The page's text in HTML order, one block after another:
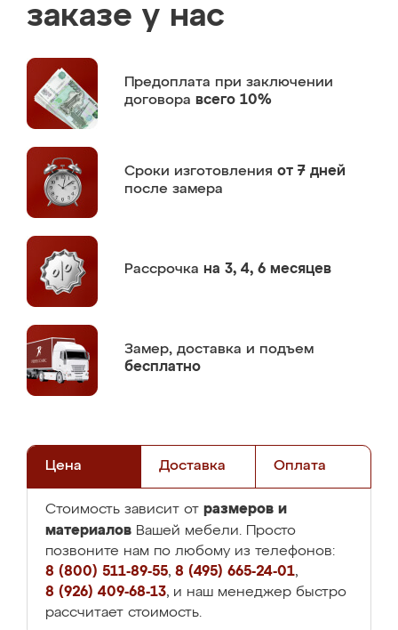
заказе у нас
Предоплата при заключении
договора всего 10%
Сроки изготовления от 7 дней
после замера
Рассрочка на 3, 4, 6 месяцев
Замер, доставка и подъем
бесплатно
Цена Доставка Оплата
Стоимость зависит от размеров и
материалов Вашей мебели. Просто
позвоните нам по любому из телефонов:
8 (800) 511-89-55, 8 (495) 665-24-01,
8 (926) 409-68-13, и наш менеджер быстро
рассчитает стоимость.